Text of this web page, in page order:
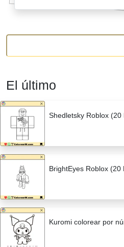
El último
Shedletsky Roblox (20
BrightEyes Roblox (20
Kuromi colorear por